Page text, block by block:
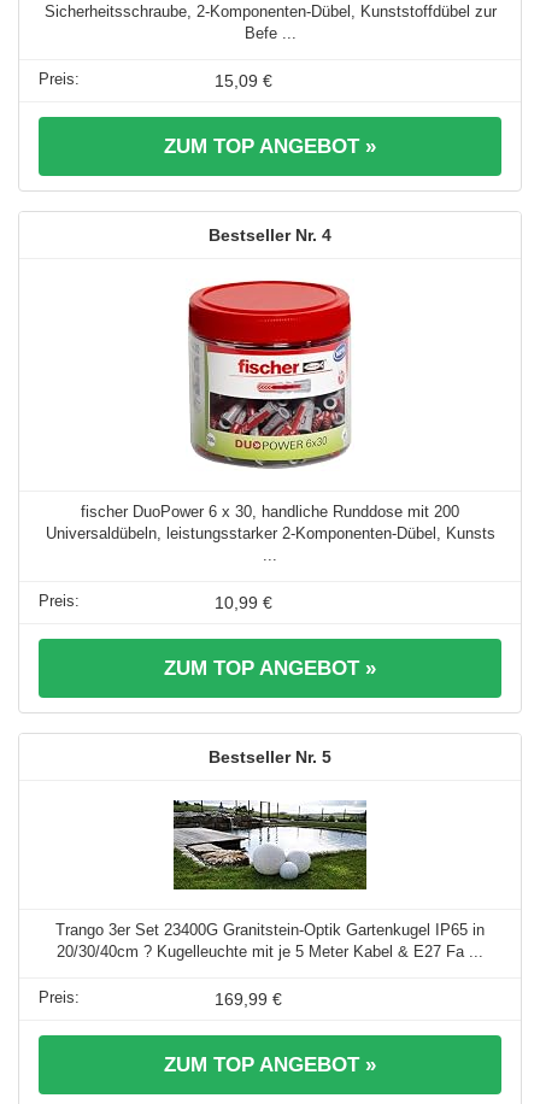
Sicherheitsschraube, 2-Komponenten-Dübel, Kunststoffdübel zur
Befe ...
15,09 €
ZUM TOP ANGEBOT »
4
fischer DuoPower 6 x 30, handliche Runddose mit 200
Universaldübeln, leistungsstarker 2-Komponenten-Dübel, Kunsts
10,99 €
ZUM TOP ANGEBOT »
5
Trango 3er Set 23400G Granitstein-Optik Gartenkugel IP65 in
20/30/40cm ? Kugelleuchte mit je 5 Meter Kabel & E27 Fa ...
169,99 €
ZUM TOP ANGEBOT »